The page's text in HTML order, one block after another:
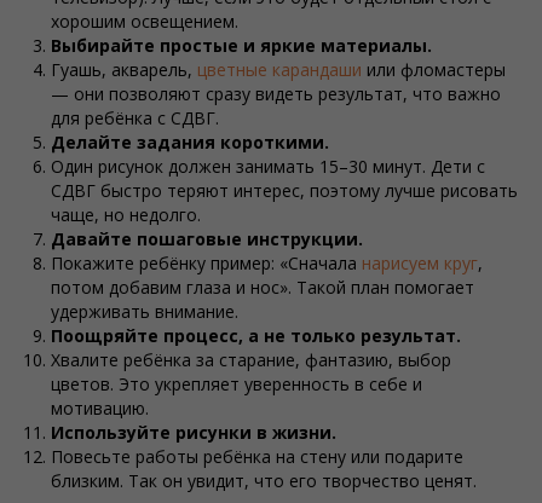
хорошим освещением.
Выбирайте простые и яркие материалы.
Гуашь, акварель, цветные карандаши или фломастеры
— они позволяют сразу видеть результат, что важно
для ребёнка с СДВГ.
Делайте задания короткими.
Один рисунок должен занимать 15–30 минут. Дети с
СДВГ быстро теряют интерес, поэтому лучше рисовать
чаще, но недолго.
Давайте пошаговые инструкции.
Покажите ребёнку пример: «Сначала нарисуем круг,
потом добавим глаза и нос». Такой план помогает
удерживать внимание.
Поощряйте процесс, а не только результат.
Хвалите ребёнка за старание, фантазию, выбор
цветов. Это укрепляет уверенность в себе и
мотивацию.
Используйте рисунки в жизни.
Повесьте работы ребёнка на стену или подарите
близким. Так он увидит, что его творчество ценят.